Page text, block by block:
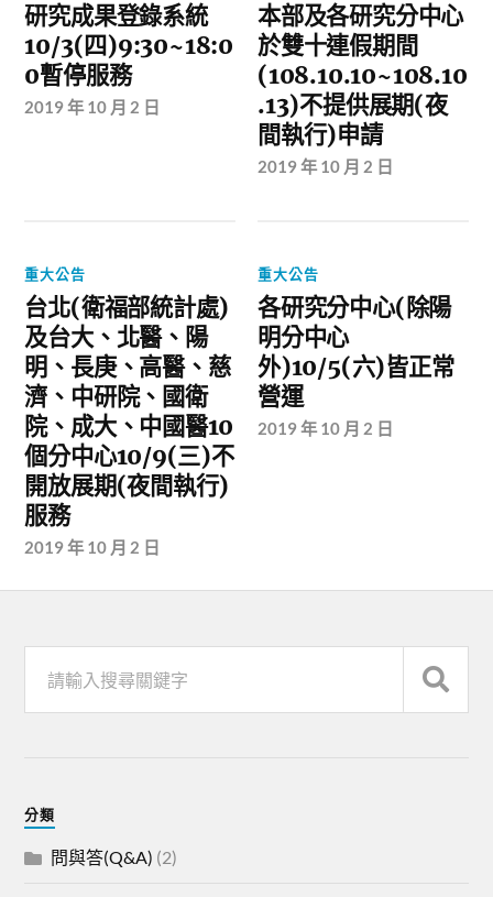
研究成果登錄系統
10/3(四)9:30~18:0
0暫停服務
2019 年 10 月 2 日
本部及各研究分中心
於雙十連假期間
(108.10.10~108.10
.13)不提供展期(夜
間執行)申請
2019 年 10 月 2 日
重大公告
台北(衛福部統計處)
及台大、北醫、陽
明、長庚、高醫、慈
濟、中研院、國衛
院、成大、中國醫10
個分中心10/9(三)不
開放展期(夜間執行)
服務
2019 年 10 月 2 日
重大公告
各研究分中心(除陽
明分中心
外)10/5(六)皆正常
營運
2019 年 10 月 2 日
分類
問與答(Q&A) (2)